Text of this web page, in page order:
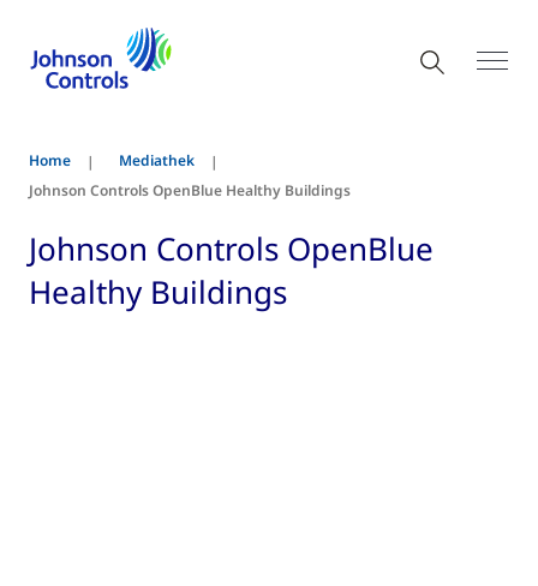
Home
Mediathek
Johnson Controls OpenBlue Healthy Buildings
Johnson Controls OpenBlue
Healthy Buildings